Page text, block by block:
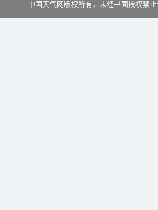
中国天气网版权所有，未经书面授权